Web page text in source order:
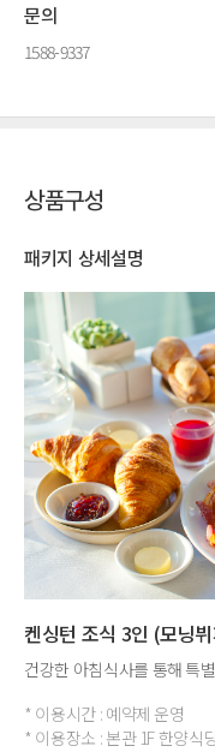
문의
1588-9337
상품구성
패키지 상세설명
켄싱턴 조식 3인 (모닝
건강한 아침식사를 통해 특
* 이용시간 : 예약제 운영
* 이용장소 : 본관 1F 한양식